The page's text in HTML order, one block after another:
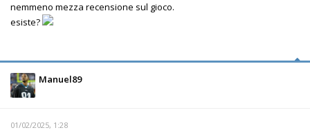
nemmeno mezza recensione sul gioco.
esiste?
Manuel89
01/02/2025, 1:28